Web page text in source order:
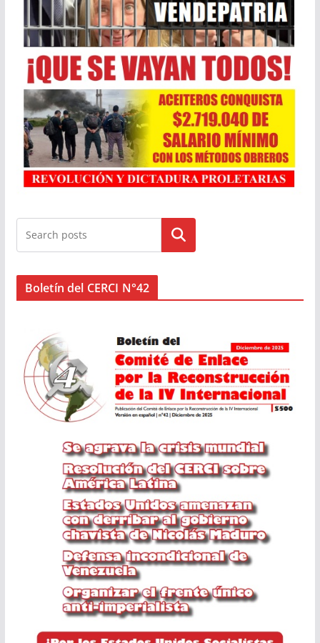
Buscar
Boletín del CERCI N°42